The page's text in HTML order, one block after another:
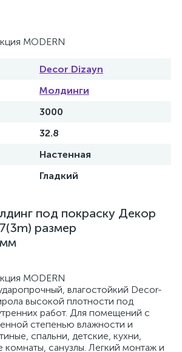
MODERN
Decor Dizayn
Молдинги
3000
32.8
Настенная
Гладкий
под покраску Декор
размер
MODERN
влагостойкий Decor-
высокой плотности под
работ. Для помещений с
степенью влажности и
спальни, детские, кухни,
комнаты, санузлы. Легкий монтаж и